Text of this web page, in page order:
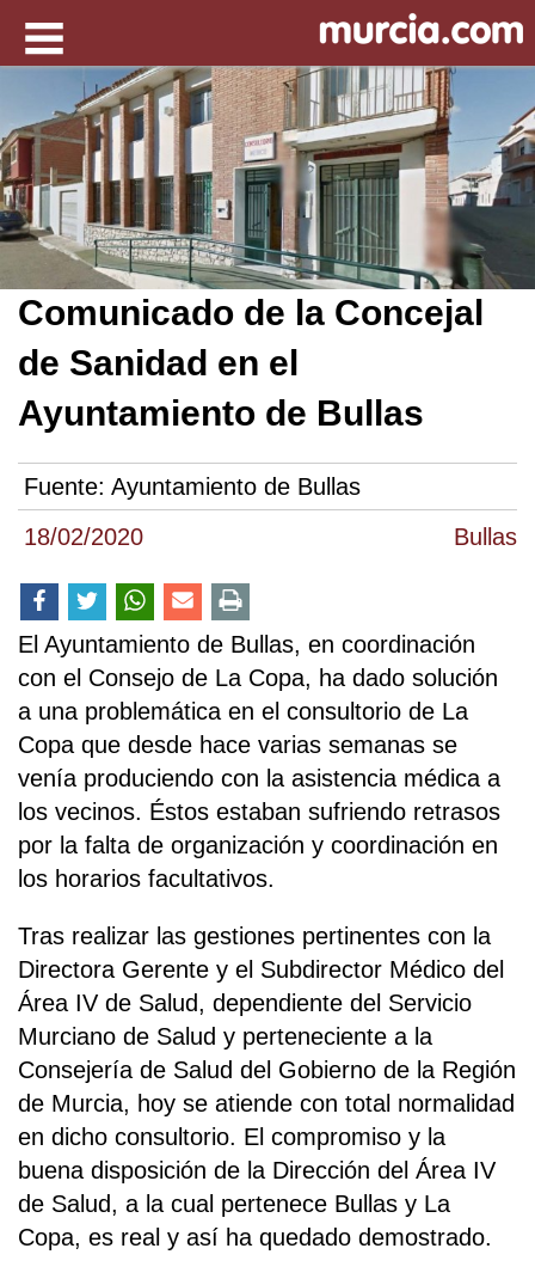
18/02/2020 Bullas
Comunicado de la Concejal
de Sanidad en el
Ayuntamiento de Bullas
Fuente: Ayuntamiento de Bullas
El Ayuntamiento de Bullas, en coordinación
con el Consejo de La Copa, ha dado solución
a una problemática en el consultorio de La
Copa que desde hace varias semanas se
venía produciendo con la asistencia médica a
los vecinos. Éstos estaban sufriendo retrasos
por la falta de organización y coordinación en
los horarios facultativos.
Tras realizar las gestiones pertinentes con la
Directora Gerente y el Subdirector Médico del
Área IV de Salud, dependiente del Servicio
Murciano de Salud y perteneciente a la
Consejería de Salud del Gobierno de la Región
de Murcia, hoy se atiende con total normalidad
en dicho consultorio. El compromiso y la
buena disposición de la Dirección del Área IV
de Salud, a la cual pertenece Bullas y La
Copa, es real y así ha quedado demostrado.